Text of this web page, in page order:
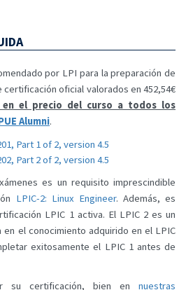
por LPI para la preparación de
oficial valorados en 452,54€
en el precio del curso a todos los
Alumni.
Part 1 of 2, version 4.5
Part 2 of 2, version 4.5
es un requisito imprescindible
LPIC-2: Linux Engineer. Además, es
LPIC 1 activa. El LPIC 2 es un
en el conocimiento adquirido en el LPIC
exitosamente el LPIC 1 antes de
su certificación, bien en nuestras